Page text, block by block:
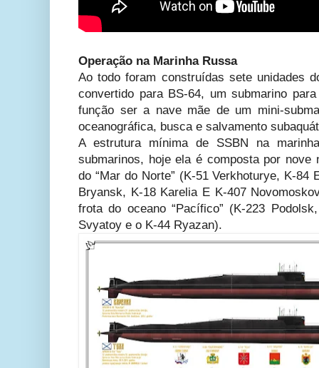
Operação na Marinha Russa
Ao todo foram construídas sete unidades
convertido para BS-64, um submarino
função ser a nave mãe de um mini-
oceanográfica, busca e salvamento
A estrutura mínima de SSBN na
submarinos, hoje ela é composta por nove
do “Mar do Norte” (K-51 Verkhoturye, K-84
Bryansk, K-18 Karelia E K-407
frota do oceano “Pacífico” (K-223
Svyatoy e o K-44 Ryazan).